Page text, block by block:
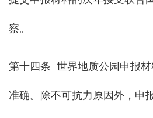
察。
第十四条 世界地质公园申报材
准确。除不可抗力原因外，申